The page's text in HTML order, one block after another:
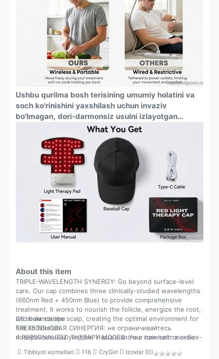
Ushbu qurilma bosh terisining umumiy holatini va
soch ko'rinishini yaxshilash uchun invaziv
bo'lmagan, dori-darmonsiz usulni izlayotgan
erkaklar va ayollar uchun mo'ljallangan. Bu har
qanday kattalar uchun universal sochni parvarish
qilish mahsulotidir.
About this item
TRIPLE-WAVELENGTH SYNERGY: Go beyond surface-level
care. Our cap combines three clinically-studied wavelengths
(660nm Red + 450nm Blue) to provide comprehensive
treatment. It works to nourish the follicle, energize the root,
and balance the scalp, creating the optimal environment for
hair to flourish.
4 PERSONALIZED THERAPY MODES: Your hair isn’t one-size-
between four targeted 20-minute modes: Red Light for
Об этом товаре
ТРЕХВОЛНОВАЯ СИНЕРГИЯ: не ограничивайтесь
поверхностным уходом. Наша шапочка сочетает в себе
+ 450 нм синего) для обеспечения комплексного
Tibbiyot xizmatlari 116 CryGirl Izoxlar (0)